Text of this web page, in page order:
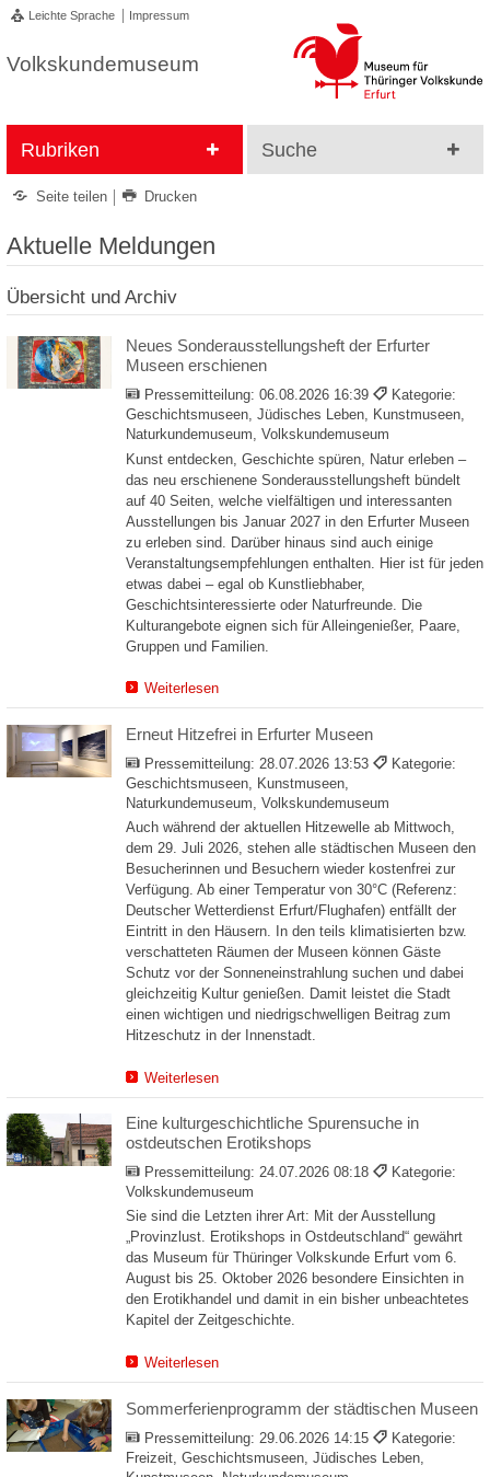
Leichte Sprache Impressum
Volkskundemuseum
Rubriken Suche
Seite teilen Drucken
Aktuelle Meldungen
Übersicht und Archiv
Neues Sonderausstellungsheft der Erfurter
Museen erschienen
Pressemitteilung: 06.08.2026 16:39
Kategorie:
Geschichtsmuseen, Jüdisches Leben, Kunstmuseen,
Naturkundemuseum, Volkskundemuseum
Kunst entdecken, Geschichte spüren, Natur erleben –
das neu erschienene Sonderausstellungsheft bündelt
auf 40 Seiten, welche vielfältigen und interessanten
Ausstellungen bis Januar 2027 in den Erfurter Museen
zu erleben sind. Darüber hinaus sind auch einige
Veranstaltungsempfehlungen enthalten. Hier ist für jeden
etwas dabei – egal ob Kunstliebhaber,
Geschichtsinteressierte oder Naturfreunde. Die
Kulturangebote eignen sich für Alleingenießer, Paare,
Gruppen und Familien.
Weiterlesen
Erneut Hitzefrei in Erfurter Museen
Pressemitteilung: 28.07.2026 13:53
Kategorie:
Geschichtsmuseen, Kunstmuseen,
Naturkundemuseum, Volkskundemuseum
Auch während der aktuellen Hitzewelle ab Mittwoch,
dem 29. Juli 2026, stehen alle städtischen Museen den
Besucherinnen und Besuchern wieder kostenfrei zur
Verfügung. Ab einer Temperatur von 30°C (Referenz:
Deutscher Wetterdienst Erfurt/Flughafen) entfällt der
Eintritt in den Häusern. In den teils klimatisierten bzw.
verschatteten Räumen der Museen können Gäste
Schutz vor der Sonneneinstrahlung suchen und dabei
gleichzeitig Kultur genießen. Damit leistet die Stadt
einen wichtigen und niedrigschwelligen Beitrag zum
Hitzeschutz in der Innenstadt.
Weiterlesen
Eine kulturgeschichtliche Spurensuche in
ostdeutschen Erotikshops
Pressemitteilung: 24.07.2026 08:18
Kategorie:
Volkskundemuseum
Sie sind die Letzten ihrer Art: Mit der Ausstellung
„Provinzlust. Erotikshops in Ostdeutschland“ gewährt
das Museum für Thüringer Volkskunde Erfurt vom 6.
August bis 25. Oktober 2026 besondere Einsichten in
den Erotikhandel und damit in ein bisher unbeachtetes
Kapitel der Zeitgeschichte.
Weiterlesen
Sommerferienprogramm der städtischen Museen
Pressemitteilung: 29.06.2026 14:15
Kategorie:
Freizeit, Geschichtsmuseen, Jüdisches Leben,